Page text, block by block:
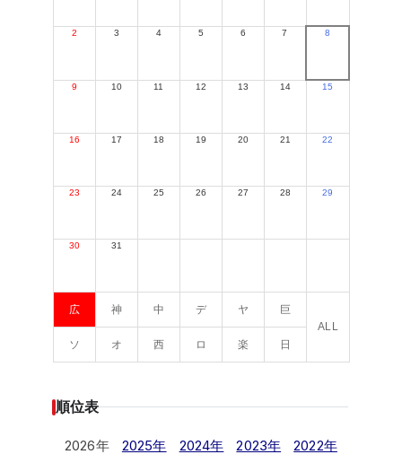
2 3 4 5 6 7 8
9 10 11 12 13 14 15
16 17 18 19 20 21 22
23 24 25 26 27 28 29
30 31
広 神 中 デ ヤ
巨
ALL
ソ
オ 西 ロ 楽 日
順位表
2026年 2025年 2024年 2023年
2022年